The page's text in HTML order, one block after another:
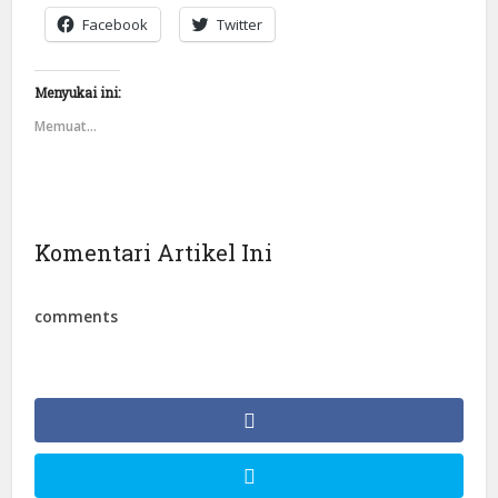
Facebook Twitter
Menyukai ini:
Memuat...
Komentari Artikel Ini
comments